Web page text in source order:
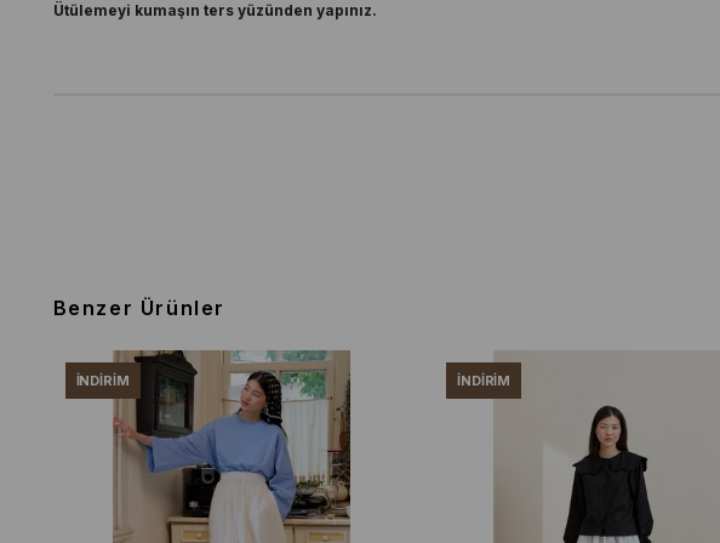
Ütülemeyi kumaşın ters yüzünden yapınız.
Benzer Ürünler
İNDIRIM İNDIRIM